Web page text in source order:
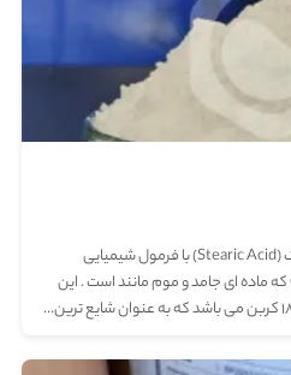
اسید استئاریک چیست اسید استئاریک (Stearic Acid) با فرمول شیمیایی
CH3(CH2)16COOH یا C18H36O2 که ماده ای جامد و موم مانند است . این